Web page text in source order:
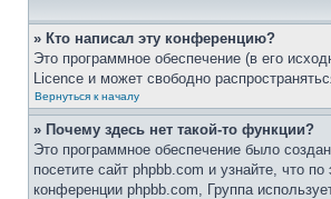
» Кто написал эту конференцию?
Это программное обеспечение (в его
Licence и может свободно
Вернуться к началу
» Почему здесь нет такой-то функции?
Это программное обеспечение было
посетите сайт phpbb.com и узнайте, что
конференции phpbb.com, Группа